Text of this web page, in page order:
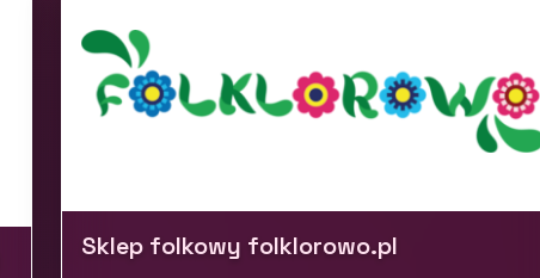
Sklep folkowy folklorowo.pl